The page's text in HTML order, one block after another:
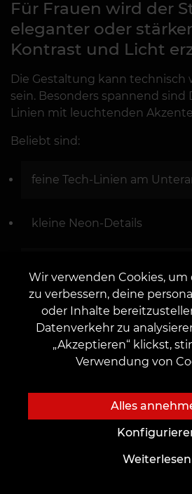
Wir verwenden Cookies, um
zu verbessern, deine
oder Inhalte
Datenverkehr zu
„Akzeptieren“ klickst,
Verwendung von
Alles
Weiterlesen